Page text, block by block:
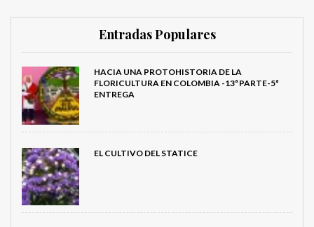
Entradas Populares
HACIA UNA PROTOHISTORIA DE LA
FLORICULTURA EN COLOMBIA -13ª PARTE-5ª
ENTREGA
EL CULTIVO DEL STATICE